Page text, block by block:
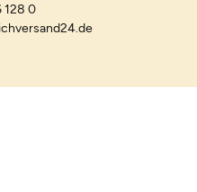
128 0